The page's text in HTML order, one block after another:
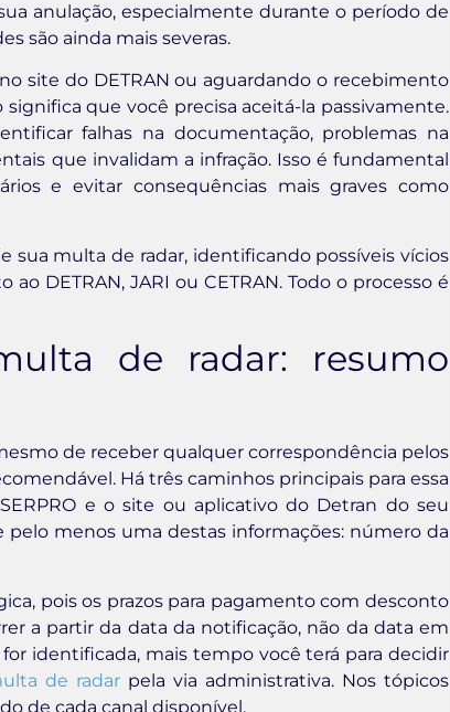
anulação, especialmente durante o período de
são ainda mais severas.
site do DETRAN ou aguardando o recebimento
que você precisa aceitá-la passivamente.
falhas na documentação, problemas na
que invalidam a infração. Isso é fundamental
e evitar consequências mais graves como
sua multa de radar, identificando possíveis vícios
DETRAN, JARI ou CETRAN. Todo o processo é
de radar: resumo
de receber qualquer correspondência pelos
Há três caminhos principais para essa
e o site ou aplicativo do Detran do seu
menos uma destas informações: número da
pois os prazos para pagamento com desconto
a partir da data da notificação, não da data em
identificada, mais tempo você terá para decidir
de radar pela via administrativa. Nos tópicos
de cada canal disponível.